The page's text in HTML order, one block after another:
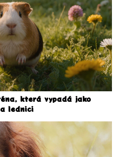
která vypadá jako
lednici